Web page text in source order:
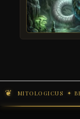
MITOLOGICUS